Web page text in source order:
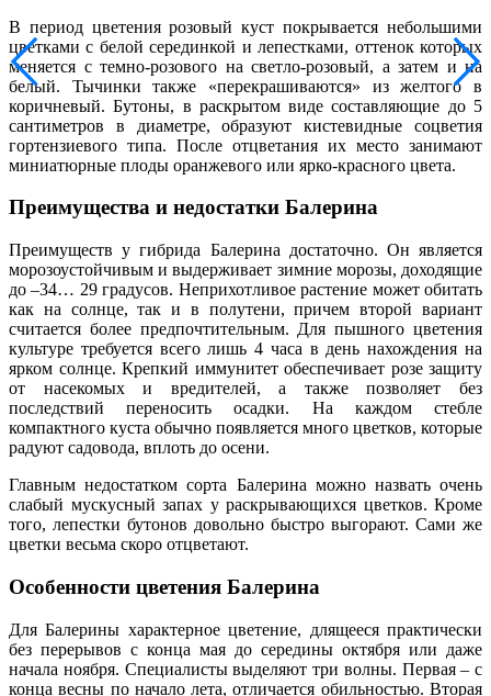
В период цветения розовый куст покрывается небольшими
цветками с белой серединкой и лепестками, оттенок которых
меняется с темно-розового на светло-розовый, а затем и на
белый. Тычинки также «перекрашиваются» из желтого в
коричневый. Бутоны, в раскрытом виде составляющие до 5
сантиметров в диаметре, образуют кистевидные соцветия
гортензиевого типа. После отцветания их место занимают
миниатюрные плоды оранжевого или ярко-красного цвета.
Преимущества и недостатки Балерина
Преимуществ у гибрида Балерина достаточно. Он является
морозоустойчивым и выдерживает зимние морозы, доходящие
до –34… 29 градусов. Неприхотливое растение может обитать
как на солнце, так и в полутени, причем второй вариант
считается более предпочтительным. Для пышного цветения
культуре требуется всего лишь 4 часа в день нахождения на
ярком солнце. Крепкий иммунитет обеспечивает розе защиту
от насекомых и вредителей, а также позволяет без
последствий переносить осадки. На каждом стебле
компактного куста обычно появляется много цветков, которые
радуют садовода, вплоть до осени.
Главным недостатком сорта Балерина можно назвать очень
слабый мускусный запах у раскрывающихся цветков. Кроме
того, лепестки бутонов довольно быстро выгорают. Сами же
цветки весьма скоро отцветают.
Особенности цветения Балерина
Для Балерины характерное цветение, длящееся практически
без перерывов с конца мая до середины октября или даже
начала ноября. Специалисты выделяют три волны. Первая – с
конца весны по начало лета, отличается обильностью. Вторая